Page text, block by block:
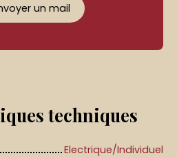
un mail
techniques
Electrique/Individuel